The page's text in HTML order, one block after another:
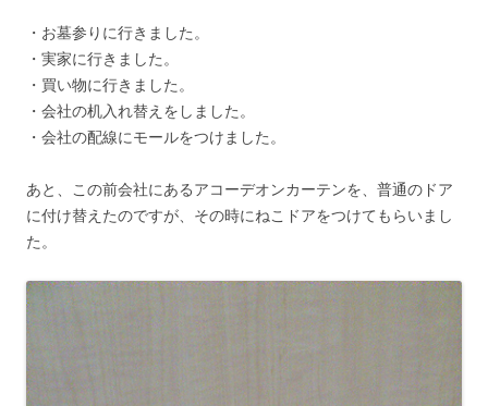
・お墓参りに行きました。
・実家に行きました。
・買い物に行きました。
・会社の机入れ替えをしました。
・会社の配線にモールをつけました。
あと、この前会社にあるアコーデオンカーテンを、普通のドア
に付け替えたのですが、その時にねこドアをつけてもらいまし
た。